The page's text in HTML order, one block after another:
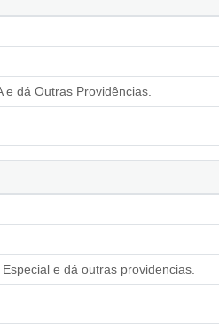
dá Outras Providências.
e dá outras providencias.